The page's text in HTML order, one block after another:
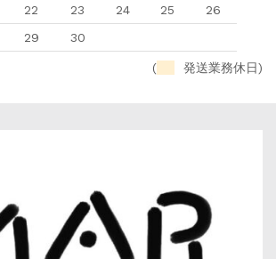
22 23 24 25
26
29 30
( 発送業務休日)